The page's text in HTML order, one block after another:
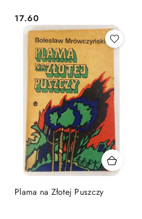
Cena:
17.60
Plama na Złotej Puszczy